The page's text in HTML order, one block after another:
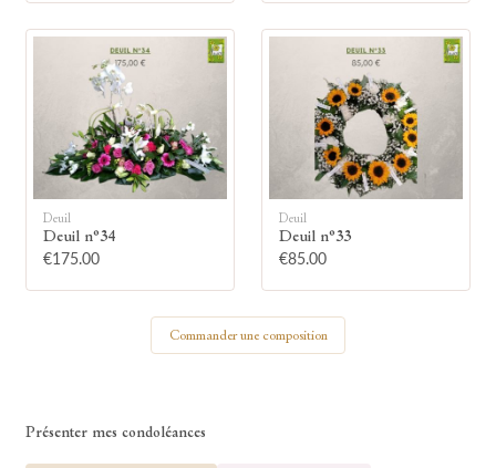
Allumez une bougie
Montrez votre soutien à la famille en
allumant symboliquement une bougie.
Deuil
Deuil n°34
€175.00
Deuil
Deuil n°33
€85.00
Commander une composition
Présenter mes condoléances